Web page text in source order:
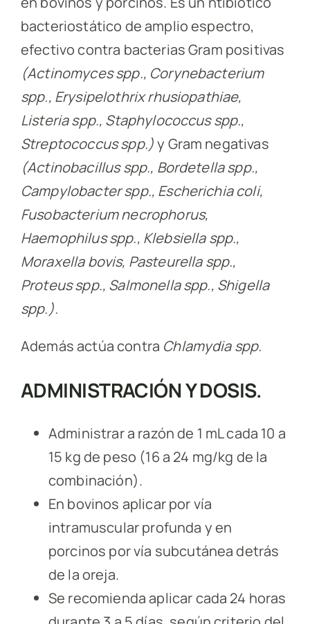
bacteriostático de amplio espectro,
efectivo contra bacterias Gram positivas
(Actinomyces spp., Corynebacterium
spp., Erysipelothrix rhusiopathiae,
Listeria spp., Staphylococcus spp.,
Streptococcus spp.)y Gram negativas
(Actinobacillus spp., Bordetella spp.,
Campylobacter spp., Escherichia coli,
Fusobacterium necrophorus,
Haemophilus spp., Klebsiella spp.,
Moraxella bovis, Pasteurella spp.,
Proteus spp., Salmonella spp., Shigella
spp.).
Además actúa contra Chlamydia spp.
ADMINISTRACIÓN Y DOSIS.
Administrar a razón de 1 mL cada 10 a
15 kg de peso (16 a 24 mg/kg de la
combinación).
En bovinos aplicar por vía
intramuscular profunda y en
porcinos por vía subcutánea detrás
de la oreja.
Se recomienda aplicar cada 24 horas